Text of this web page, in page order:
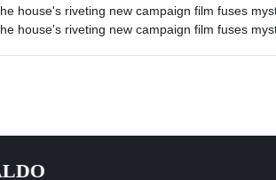
house's riveting new campaign film fuses
house's riveting new campaign film fuses